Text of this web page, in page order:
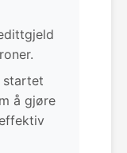
startet
å gjøre